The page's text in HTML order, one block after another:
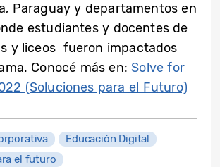
Paraguay y departamentos en
estudiantes y docentes de
y liceos fueron impactados
Conocé más en: Solve for
(Soluciones para el Futuro)
Educación Digital
el futuro